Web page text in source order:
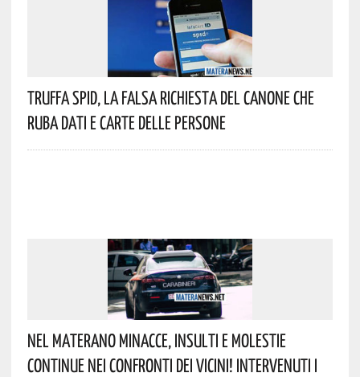
Truffa Spid, La Falsa Richiesta Del Canone Che
Ruba Dati E Carte Delle Persone
Nel Materano Minacce, Insulti E Molestie
Continue Nei Confronti Dei Vicini! Intervenuti I